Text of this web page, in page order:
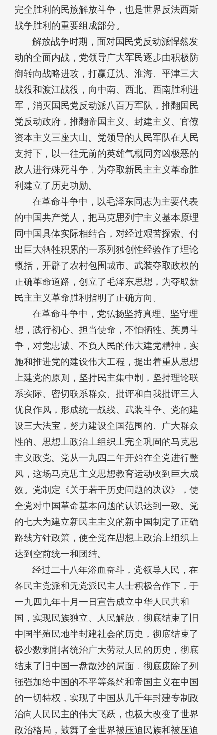
完全胜利的民族解放斗争，也是世界反法西斯
战争胜利的重要组成部分。
解放战争时期，面对国民党反动派悍然发
动的全面内战，党领导广大军民逐步由积极防
御转向战略进攻，打赢辽沈、淮海、平津三大
战役和渡江战役，向中南、西北、西南胜利进
军，消灭国民党反动派八百万军队，推翻国民
党反动政府，推翻帝国主义、封建主义、官僚
资本主义三座大山。党领导的人民军队在人民
支持下，以一往无前的英雄气概同穷凶极恶的
敌人进行殊死斗争，为夺取新民主主义革命胜
利建立了历史功勋。
在革命斗争中，以毛泽东同志为主要代表
的中国共产党人，把马克思列宁主义基本原理
同中国具体实际相结合，对经过艰苦探索、付
出巨大牺牲积累的一系列独创性经验作了理论
概括，开辟了农村包围城市、武装夺取政权的
正确革命道路，创立了毛泽东思想，为夺取新
民主主义革命胜利指明了正确方向。
在革命斗争中，党弘扬坚持真理、坚守理
想，践行初心、担当使命，不怕牺牲、英勇斗
争，对党忠诚、不负人民的伟大建党精神，实
施和推进党的建设伟大工程，提出着重从思想
上建党的原则，坚持民主集中制，坚持理论联
系实际、密切联系群众、批评和自我批评三大
优良作风，形成统一战线、武装斗争、党的建
设三大法宝，努力建设全国范围的、广大群众
性的、思想上政治上组织上完全巩固的马克思
主义政党。党从一九四二年开始在全党进行整
风，这场马克思主义思想教育运动收到巨大成
效。党制定《关于若干历史问题的决议》，使
全党对中国革命基本问题的认识达到一致。党
的七大为建立新民主主义的新中国制定了正确
路线方针政策，使全党在思想上政治上组织上
达到空前统一和团结。
经过二十八年浴血奋斗，党领导人民，在
各民主党派和无党派民主人士积极合作下，于
一九四九年十月一日宣告成立中华人民共和
国，实现民族独立、人民解放，彻底结束了旧
中国半殖民地半封建社会的历史，彻底结束了
极少数剥削者统治广大劳动人民的历史，彻底
结束了旧中国一盘散沙的局面，彻底废除了列
强强加给中国的不平等条约和帝国主义在中国
的一切特权，实现了中国从几千年封建专制政
治向人民民主的伟大飞跃，也极大改变了世界
政治格局，鼓舞了全世界被压迫民族和被压迫